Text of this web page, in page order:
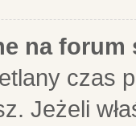
na forum
czas
Jeżeli